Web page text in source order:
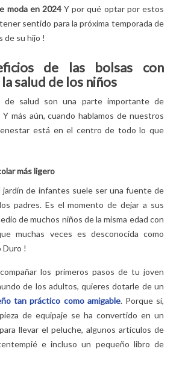
moda en 2024Y por qué optar por estos
sentido para la próxima temporada de
de su hijo !
de las bolsas con
salud de los niños
de salud son una parte importante de
más aún, cuando hablamos de nuestros
está en el centro de todo lo que
más ligero
jardín de infantes suele ser una fuente de
padres. Es el momento de dejar a sus
de muchos niños de la misma edad con
muchas veces es desconocida como
Duro !
los primeros pasos de tu joven
de los adultos, quieres dotarle de un
tan práctico como amigable. Porque sí,
de equipaje se ha convertido en un
llevar el peluche, algunos artículos de
e incluso un pequeño libro de